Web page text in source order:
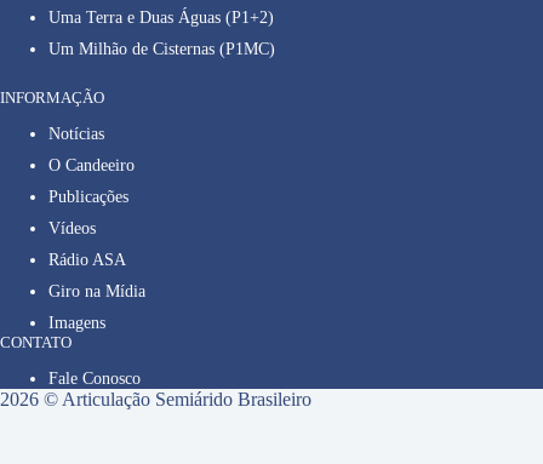
Uma Terra e Duas Águas (P1+2)
Um Milhão de Cisternas (P1MC)
INFORMAÇÃO
Notícias
O Candeeiro
Publicações
Vídeos
Rádio ASA
Giro na Mídia
Imagens
CONTATO
Fale Conosco
2026 © Articulação Semiárido Brasileiro